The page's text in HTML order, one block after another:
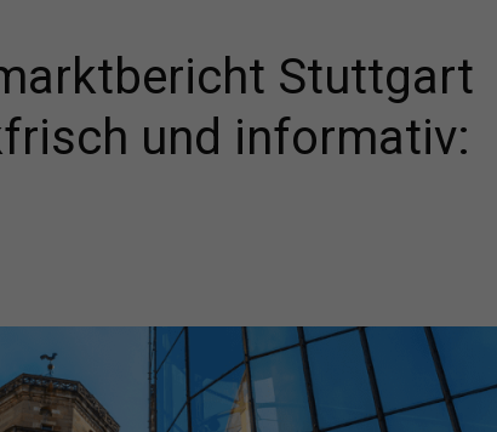
Stuttgart
und informativ: